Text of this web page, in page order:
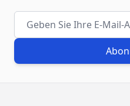
E-Mail-Adresse